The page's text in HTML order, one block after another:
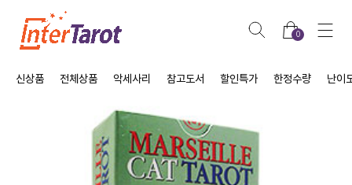
0
신상품 전체상품 악세사리 참고도서 할인특가 한정수량 난이